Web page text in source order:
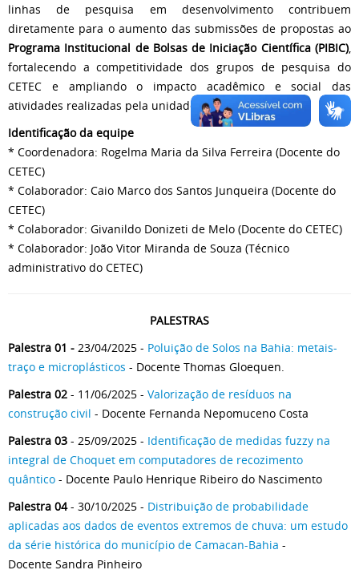
linhas de pesquisa em desenvolvimento contribuem
diretamente para o aumento das submissões de propostas ao
Programa Institucional de Bolsas de Iniciação Científica (PIBIC),
fortalecendo a competitividade dos grupos de pesquisa do
CETEC e ampliando o impacto acadêmico e social das
atividades realizadas pela unidade.
Identificação da equipe
* Coordenadora: Rogelma Maria da Silva Ferreira (Docente do
CETEC)
* Colaborador: Caio Marco dos Santos Junqueira (Docente do
CETEC)
* Colaborador: Givanildo Donizeti de Melo (Docente do CETEC)
* Colaborador: João Vitor Miranda de Souza (Técnico
administrativo do CETEC)
PALESTRAS
Palestra 01 - 23/04/2025 - Poluição de Solos na Bahia: metais-
traço e microplásticos - Docente Thomas Gloequen.
Palestra 02 - 11/06/2025 - Valorização de resíduos na
construção civil - Docente Fernanda Nepomuceno Costa
Palestra 03 - 25/09/2025 - Identificação de medidas fuzzy na
integral de Choquet em computadores de recozimento
quântico - Docente Paulo Henrique Ribeiro do Nascimento
Palestra 04- 30/10/2025 - Distribuição de probabilidade
aplicadas aos dados de eventos extremos de chuva: um estudo
da série histórica do município de Camacan-Bahia -
Docente Sandra Pinheiro